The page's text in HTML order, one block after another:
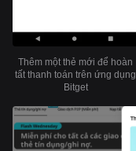
Thêm một thẻ mới để hoàn
tất thanh toán trên ứng dụng
Bitget